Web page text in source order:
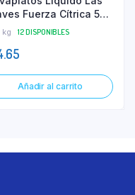
Fuerza Cítrica 500
kg 12 DISPONIBLES
Añadir al carrito